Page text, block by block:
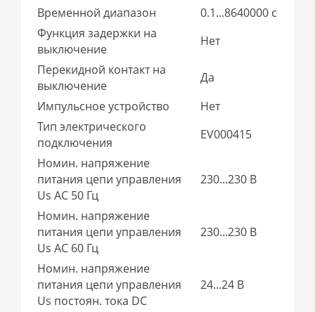
Временной диапазон
0.1...8640000 с
Функция задержки на
выключение
Нет
Перекидной контакт на
выключение
Да
Импульсное устройство
Нет
Тип электрического
подключения
EV000415
Номин. напряжение
питания цепи управления
Us AC 50 Гц
230...230 В
Номин. напряжение
питания цепи управления
Us AC 60 Гц
230...230 В
Номин. напряжение
питания цепи управления
Us постоян. тока DC
24...24 В